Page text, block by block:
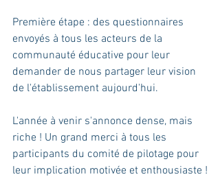
Première étape : des questionnaires
envoyés à tous les acteurs de la
communauté éducative pour leur
demander de nous partager leur vision
de l'établissement aujourd'hui.
L'année à venir s'annonce dense, mais
riche ! Un grand merci à tous les
participants du comité de pilotage pour
leur implication motivée et enthousiaste !